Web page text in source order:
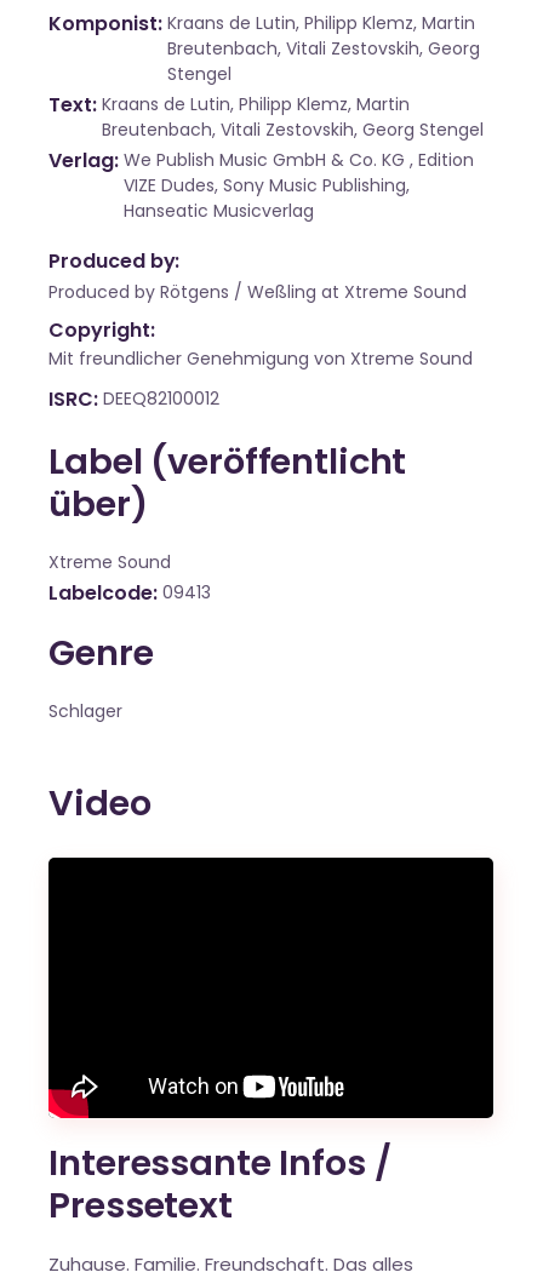
Komponist Kraans de Lutin, Philipp Klemz, Martin
Breutenbach, Vitali Zestovskih, Georg
Stengel
Text Kraans de Lutin, Philipp Klemz, Martin
Breutenbach, Vitali Zestovskih, Georg Stengel
Verlag We Publish Music GmbH & Co. KG , Edition
VIZE Dudes, Sony Music Publishing,
Hanseatic Musicverlag
Produced by:
Produced by Rötgens / Weßling at Xtreme Sound
Copyright:
Mit freundlicher Genehmigung von Xtreme Sound
ISRC DEEQ82100012
Label (veröffentlicht
über)
Xtreme Sound
Labelcode 09413
Genre
Schlager
Video
Interessante Infos /
Pressetext
Zuhause. Familie. Freundschaft. Das alles